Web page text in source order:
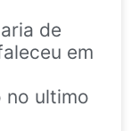
de
em
ultimo